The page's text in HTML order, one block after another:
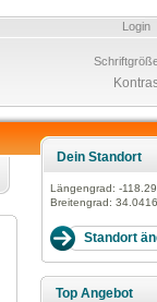
Login
Dein Standort
Längengrad: -
Breitengrad: 34.0416
Top Angebot